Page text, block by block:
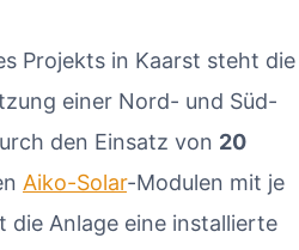
Projekts in Kaarst steht die
einer Nord- und Süd-
den Einsatz von 20
Aiko-Solar-Modulen mit je
die Anlage eine installierte